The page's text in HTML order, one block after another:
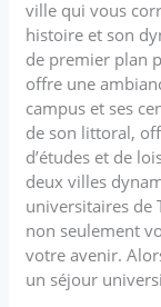
ville qui vous
histoire et son
de premier plan
offre une
campus et ses
de son littoral,
d’études et de
deux villes
universitaires de
non seulement
votre avenir.
un séjour